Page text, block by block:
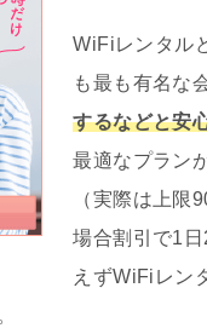
WiFiレンタル
も最も有名な
するなどと安
最適なプラン
（実際は上限
場合割引で1
えずWiFiレン